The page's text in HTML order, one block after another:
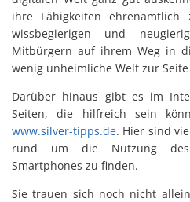
ihre Fähigkeiten
wissbegierigen und
Mitbürgern auf ihrem Weg in
wenig unheimliche Welt zur
Darüber hinaus gibt es im
Seiten, die hilfreich sein
www.silver-tipps.de. Hier sind
rund um die Nutzung
Smartphones zu finden.
Sie trauen sich noch nicht